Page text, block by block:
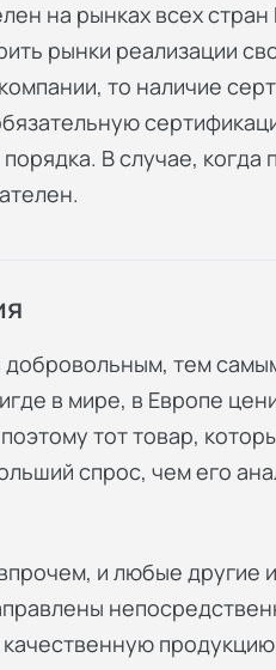
на рынках всех
рынки реализации
то наличие
В случае, когда
тем
в мире, в Европе
тот товар,
спрос, чем его
и любые другие